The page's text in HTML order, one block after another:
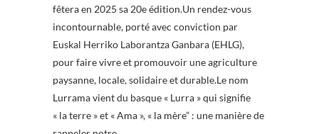
fêtera en 2025 sa 20e édition.Un rendez-vous
incontournable, porté avec conviction par
Euskal Herriko Laborantza Ganbara (EHLG),
pour faire vivre et promouvoir une agriculture
paysanne, locale, solidaire et durable.Le nom
Lurrama vient du basque « Lurra » qui signifie
« la terre » et « Ama », « la mère” : une manière de